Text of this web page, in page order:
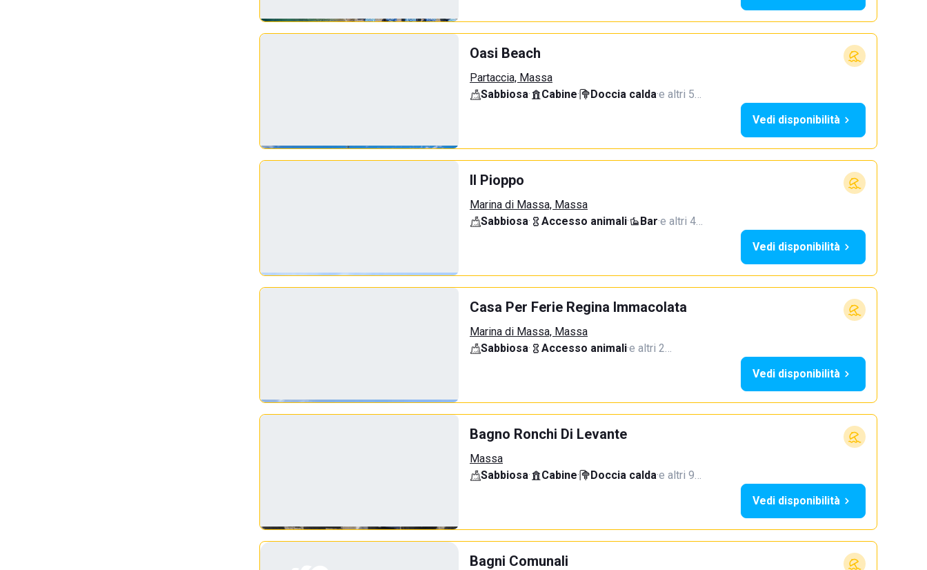
Oasi Beach
Partaccia, Massa
Sabbiosa· Cabine· Doccia calda·e altri 5…
Vedi disponibilità
Il Pioppo
Marina di Massa, Massa
Sabbiosa· Accesso animali· Bar·e altri 4…
Vedi disponibilità
Casa Per Ferie Regina Immacolata
Marina di Massa, Massa
Sabbiosa· Accesso animali·e altri 2…
Vedi disponibilità
Bagno Ronchi Di Levante
Massa
Sabbiosa· Cabine· Doccia calda·e altri 9…
Vedi disponibilità
Bagni Comunali